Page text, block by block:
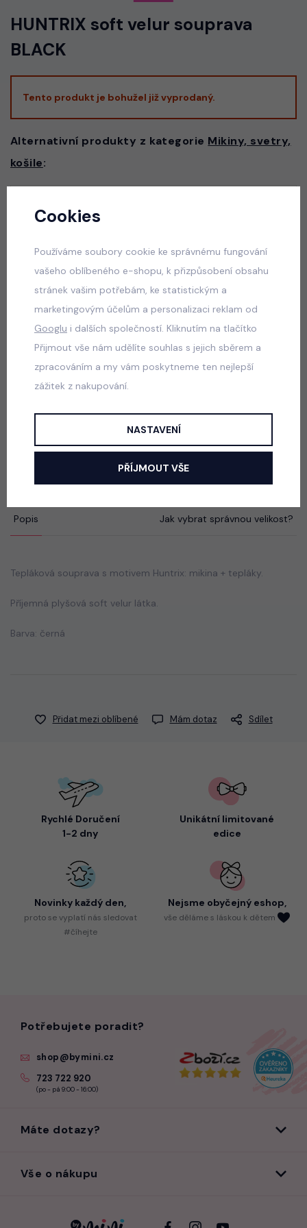
HUNTRIX soft velur souprava
BLACK
Tento produkt je bohužel již vyprodaný.
Alternativní produkty z kategorie Mikiny, svetry,
košile:
Squishy dumpling mikina ERA bílá
529 Kč
Squishy dumpling mikina ERA tmavě růžová
skladem
Squishy dumpling soft velur souprava černá
skladem
Popis Jak vybrat správnou velikost?
Tepláková souprava s motivem Huntrix: mikina + tepláky.
Příjemná plyšová soft velur látka.
Barva: černá
Přidat mezi oblíbené Mám dotaz Sdílet
Rychlé Doručení
1-2 dny
Unikátní limitované
edice
Novinky každý den,
protose vyplatí nás sledovat
#číhejte
Nejsme obyčejný eshop,
vše děláme s láskou k dětem
Potřebujete poradit?
shop@bymini.cz
723 722 920
(po - pá 9:00 - 16:00)
Máte dotazy?
Vše o nákupu
Cookies
Používáme soubory cookie ke správnému fungování
vašeho oblíbeného e-shopu, k přizpůsobení obsahu
stránek vašim potřebám, ke statistickým a
marketingovým účelům a personalizaci reklam od
Googlu i dalších společností. Kliknutím na tlačítko
Přijmout vše nám udělíte souhlas s jejich sběrem a
zpracováním a my vám poskytneme ten nejlepší
zážitek z nakupování.
NASTAVENÍ
PŘÍJMOUT VŠE